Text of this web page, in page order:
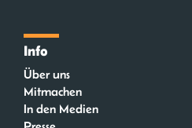
Info
Über uns
Mitmachen
In den Medien